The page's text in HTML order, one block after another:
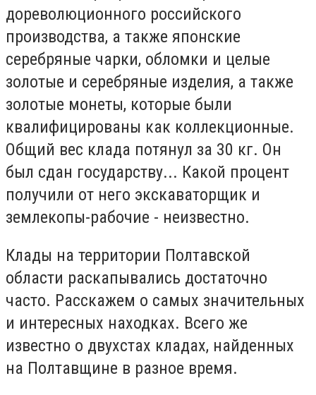
дореволюционного российского
производства, а также японские
серебряные чарки, обломки и целые
золотые и серебряные изделия, а также
золотые монеты, которые были
квалифицированы как коллекционные.
Общий вес клада потянул за 30 кг. Он
был сдан государству... Какой процент
получили от него экскаваторщик и
землекопы-рабочие - неизвестно.
Клады на территории Полтавской
области раскапывались достаточно
часто. Расскажем о самых значительных
и интересных находках. Всего же
известно о двухстах кладах, найденных
на Полтавщине в разное время.